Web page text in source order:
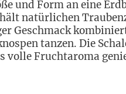
und Form an eine
natürlichen
Geschmack
tanzen. Die
volle Fruchtaroma